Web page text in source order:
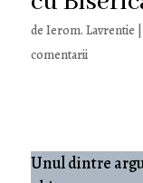
de Ierom. Lavrentie
comentarii
Unul dintre